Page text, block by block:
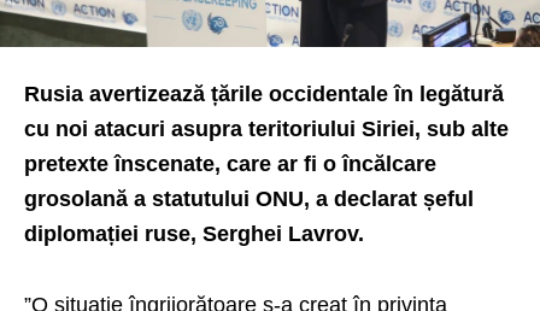
Rusia avertizează țările occidentale în legătură
cu noi atacuri asupra teritoriului Siriei, sub alte
pretexte înscenate, care ar fi o încălcare
grosolană a statutului ONU, a declarat șeful
diplomației ruse, Serghei Lavrov.
”O situație îngrijorătoare s-a creat în privința